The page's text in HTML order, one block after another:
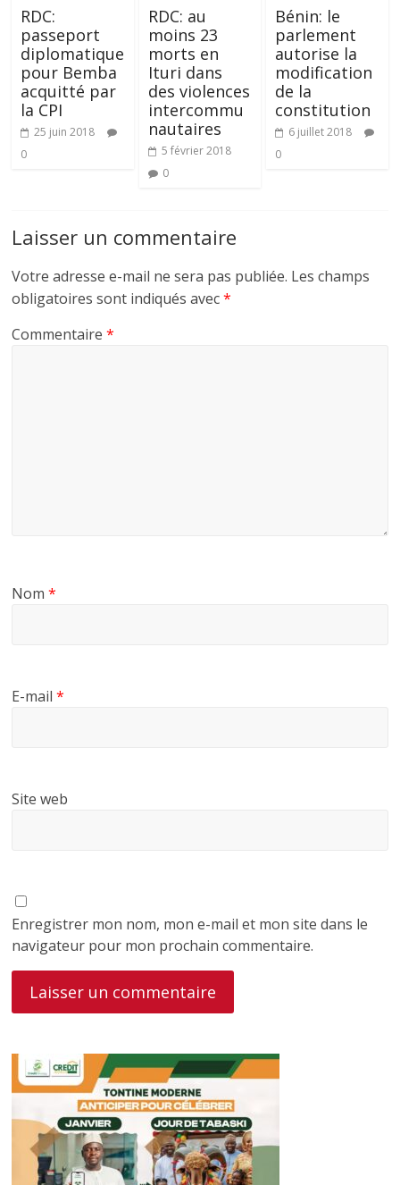
RDC:
passeport
diplomatique
pour Bemba
acquitté par
la CPI
25 juin 2018
0
RDC: au
moins 23
morts en
Ituri dans
des violences
intercommu
nautaires
5 février 2018
0
Bénin: le
parlement
autorise la
modification
de la
constitution
6 juillet 2018
0
Laisser un commentaire
Votre adresse e-mail ne sera pas publiée. Les champs
obligatoires sont indiqués avec*
Commentaire*
Nom*
E-mail*
Site web
Enregistrer mon nom, mon e-mail et mon site dans le
navigateur pour mon prochain commentaire.